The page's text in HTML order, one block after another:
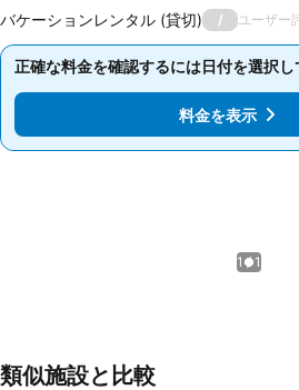
バケーションレンタル (貸切) / ユーザー
正確な料金を確認するには日付を選択し
料金を表示
正確な料金を確認するには日付を選択
料金を表示
1 / 1
類似施設と比較